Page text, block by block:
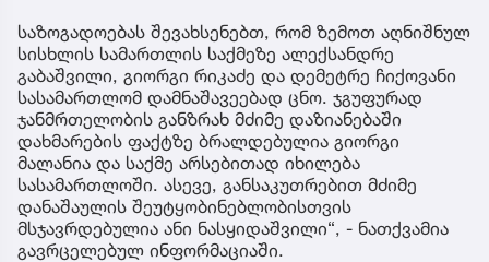
საზოგადოებას შევახსენებთ, რომ ზემოთ აღნიშნულ
სისხლის სამართლის საქმეზე ალექსანდრე
გაბაშვილი, გიორგი რიკაძე და დემეტრე ჩიქოვანი
სასამართლომ დამნაშავეებად ცნო. ჯგუფურად
ჯანმრთელობის განზრახ მძიმე დაზიანებაში
დახმარების ფაქტზე ბრალდებულია გიორგი
მალანია და საქმე არსებითად იხილება
სასამართლოში. ასევე, განსაკუთრებით მძიმე
დანაშაულის შეუტყობინებლობისთვის
მსჯავრდებულია ანი ნასყიდაშვილი“, - ნათქვამია
გავრცელებულ ინფორმაციაში.